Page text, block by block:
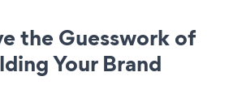
the Guesswork of
Your Brand